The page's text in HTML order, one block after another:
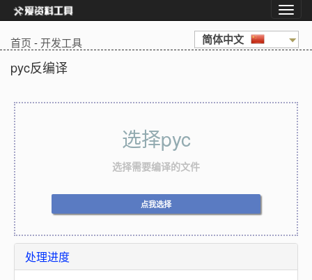
首页 -开发工具 简体中文
pyc反编译
选择pyc
选择需要编译的文件
点我选择
处理进度